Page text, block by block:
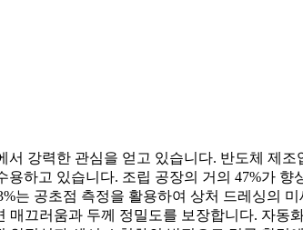
강력한 관심을 얻고 있습니다. 반도체 제
하고 있습니다. 조립 공장의 거의 47%가
는 공초점 측정을 활용하여 상처 드레싱의
끄러움과 두께 정밀도를 보장합니다. 자동